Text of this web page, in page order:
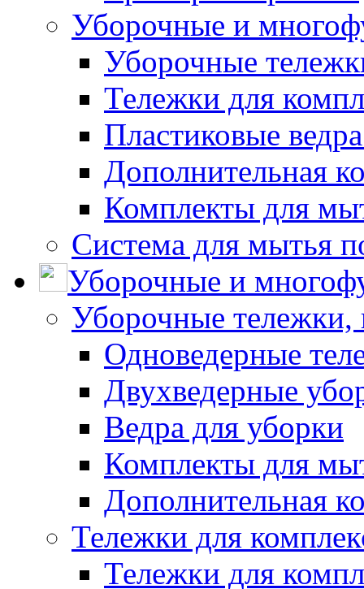
Уборочные и
Уборочные
Тележки для
Пластиковые
Дополнительная
Комплекты для
Система для мытья
Уборочные и
Уборочные тележки,
Одноведерные
Двухведерные
Ведра для уборки
Комплекты для
Дополнительная
Тележки для
Тележки для